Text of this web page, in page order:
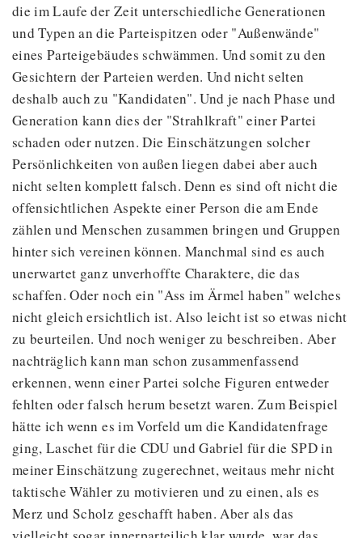
die im Laufe der Zeit unterschiedliche Generationen
und Typen an die Parteispitzen oder "Außenwände"
eines Parteigebäudes schwämmen. Und somit zu den
Gesichtern der Parteien werden. Und nicht selten
deshalb auch zu "Kandidaten". Und je nach Phase und
Generation kann dies der "Strahlkraft" einer Partei
schaden oder nutzen. Die Einschätzungen solcher
Persönlichkeiten von außen liegen dabei aber auch
nicht selten komplett falsch. Denn es sind oft nicht die
offensichtlichen Aspekte einer Person die am Ende
zählen und Menschen zusammen bringen und Gruppen
hinter sich vereinen können. Manchmal sind es auch
unerwartet ganz unverhoffte Charaktere, die das
schaffen. Oder noch ein "Ass im Ärmel haben" welches
nicht gleich ersichtlich ist. Also leicht ist so etwas nicht
zu beurteilen. Und noch weniger zu beschreiben. Aber
nachträglich kann man schon zusammenfassend
erkennen, wenn einer Partei solche Figuren entweder
fehlten oder falsch herum besetzt waren. Zum Beispiel
hätte ich wenn es im Vorfeld um die Kandidatenfrage
ging, Laschet für die CDU und Gabriel für die SPD in
meiner Einschätzung zugerechnet, weitaus mehr nicht
taktische Wähler zu motivieren und zu einen, als es
Merz und Scholz geschafft haben. Aber als das